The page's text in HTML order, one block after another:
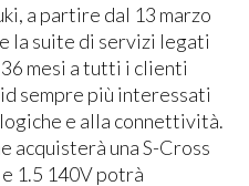
a partire dal 13 marzo
la suite di servizi legati
36 mesi a tutti i clienti
sempre più interessati
e alla connettività.
acquisterà una S-Cross
1.5 140V potrà